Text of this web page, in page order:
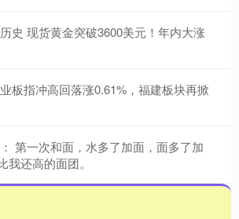
史 现货黄金突破3600美元！年内大涨
板指冲高回落涨0.61%，福建板块再掀
第一次和面，水多了加面，面多了加
还高的面团。